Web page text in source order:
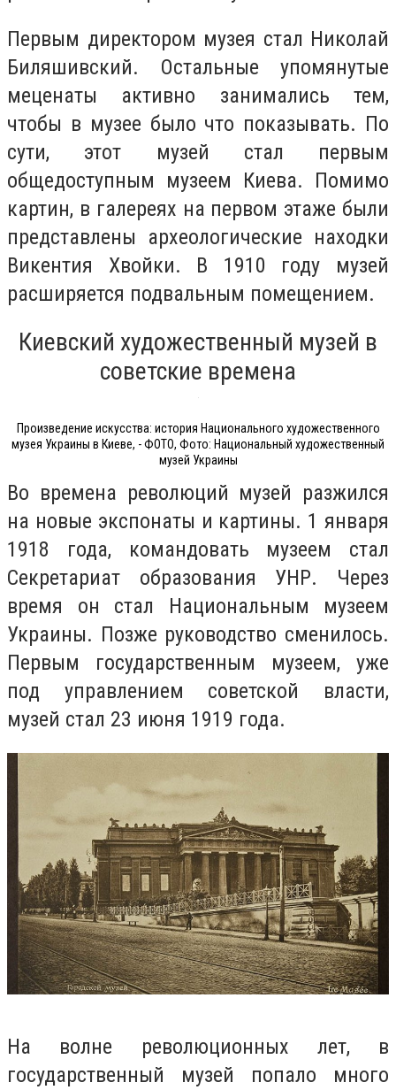
Первым директором музея стал Николай
Биляшивский. Остальные упомянутые
меценаты активно занимались тем,
чтобы в музее было что показывать. По
сути, этот музей стал первым
общедоступным музеем Киева. Помимо
картин, в галереях на первом этаже были
представлены археологические находки
Викентия Хвойки. В 1910 году музей
расширяется подвальным помещением.
Киевский художественный музей в
советские времена
Произведение искусства: история Национального художественного
музея Украины в Киеве, - ФОТО, Фото: Национальный художественный
музей Украины
Во времена революций музей разжился
на новые экспонаты и картины. 1 января
1918 года, командовать музеем стал
Секретариат образования УНР. Через
время он стал Национальным музеем
Украины. Позже руководство сменилось.
Первым государственным музеем, уже
под управлением советской власти,
музей стал 23 июня 1919 года.
На волне революционных лет, в
государственный музей попало много